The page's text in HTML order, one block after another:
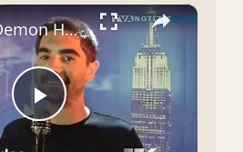
×
Play
K-Pop: Demon Hunters, la sfida della Fit Dance conquista il pubblico